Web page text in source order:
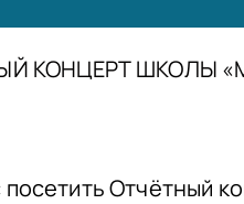
КОНЦЕРТ ШКОЛЫ
Отчётный